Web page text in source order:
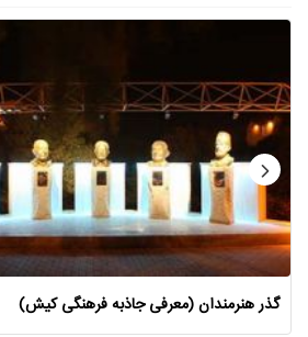
گذر هنرمندان (معرفی جاذبه فرهنگی کیش)